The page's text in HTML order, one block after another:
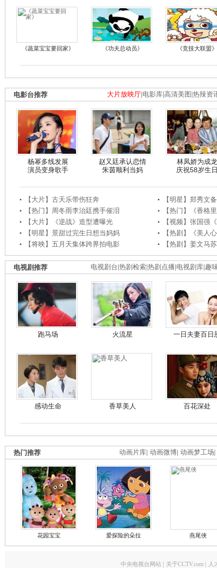
《蔬菜宝宝要回家》 《功夫总动员》 《竞技大联盟》
大片放映厅 电影库 高清美图 热辣资
电影台推荐
杨幂多线发展
演员变身歌手
赵又廷承认恋情
朱茵顺利当妈
林凤娇为成龙
庆祝58岁生
【大片】古天乐带伤狂奔
【明星】郑秀文
【热门】周冬雨李治廷携手催泪
【热门】《香格
【大片】《逆战》造型遭曝光
【视频】张国强
【明星】景甜过完生日想当妈妈
【热剧】《美人
【将映】五月天集体跨界拍电影
【热剧】姜文马
电视剧台 热剧检索 热剧点播 电视剧库 趣
电视剧推荐
跑马场 火流星 一日夫妻百日
感动生命 香草美人 百花深处
动画片库 动画微博 动画梦工场
热门推荐
花园宝宝 爱探险的朵拉 燕尾侠
中央电视台网站 关于CCTV.com 人